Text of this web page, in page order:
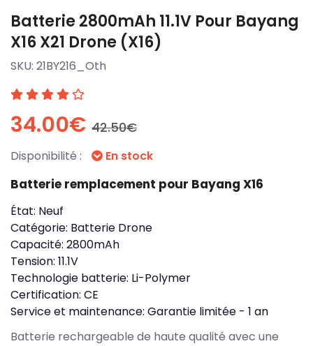
Batterie 2800mAh 11.1V Pour Bayang
X16 X21 Drone (X16)
SKU: 21BY216_Oth
34.00€ 42.50€
Disponibilité : En stock
Batterie remplacement pour Bayang X16
État: Neuf
Catégorie: Batterie Drone
Capacité: 2800mAh
Tension: 11.1V
Technologie batterie: Li-Polymer
Certification: CE
Service et maintenance: Garantie limitée - 1 an
Batterie rechargeable de haute qualité avec une